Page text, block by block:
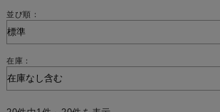
並び順：
在庫：